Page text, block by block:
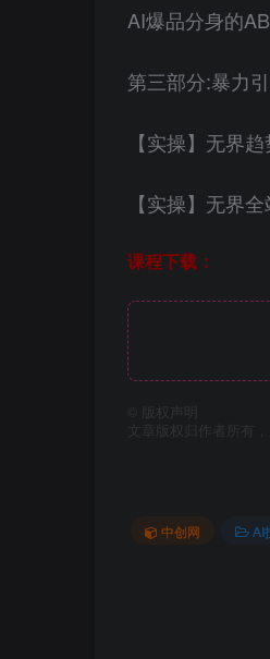
AI爆品分身的
第三部分:暴力
【实操】无界
【实操】无界
课程下载：
版权声明
文章版权归作者所有
中创网 AI